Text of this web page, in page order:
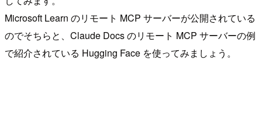
Microsoft Learn のリモート MCP サーバーが公開されている
のでそちらと、Claude Docs のリモート MCP サーバーの例
で紹介されている Hugging Face を使ってみましょう。